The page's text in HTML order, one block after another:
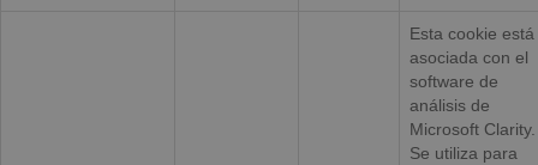
Esta cookie está
asociada con el
software de
análisis de
Microsoft Clarity.
Se utiliza para